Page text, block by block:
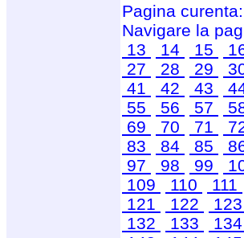
Pagina curenta:
Navigare la
13
14 15
27
28 29
41
42 43
55
56 57
69
70 71
83
84 85
97
98 99
109
110 111
121
122 123
132
133 134